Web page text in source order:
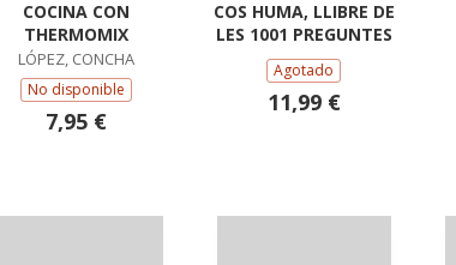
COCINA CON
THERMOMIX
LÓPEZ, CONCHA
No disponible
7,95 €
COS HUMA, LLIBRE DE
LES 1001 PREGUNTES
Agotado
11,99 €